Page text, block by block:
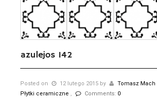
azulejos 142
Posted on 12 lutego 2015 by Tomasz Mach
Płytki ceramiczne
Comments: 0